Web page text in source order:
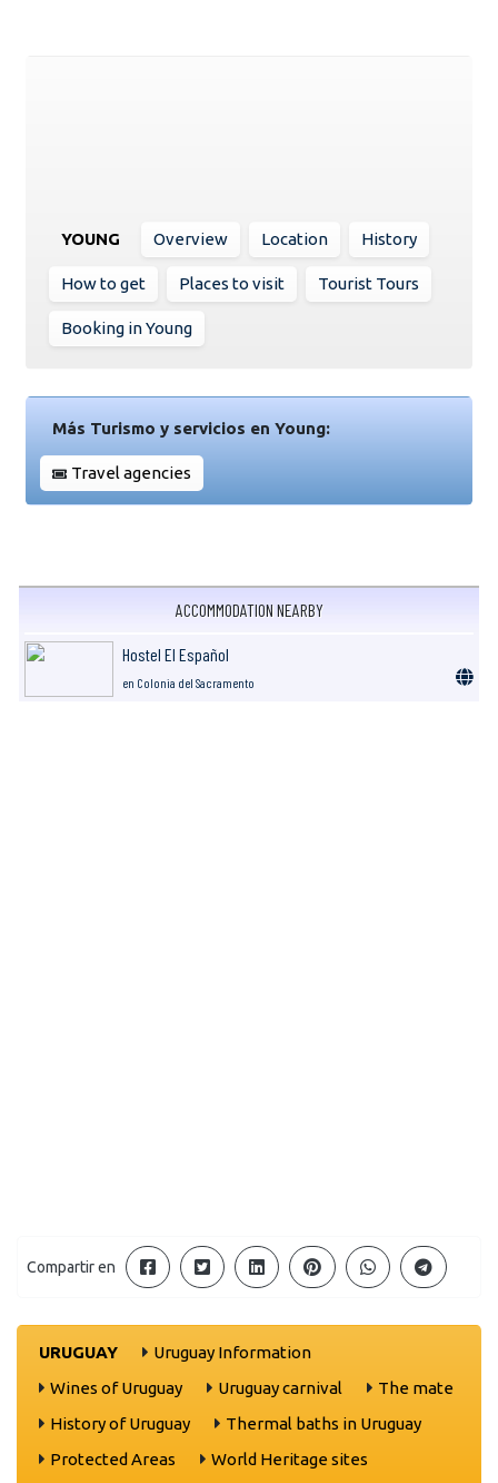
YOUNG Overview Location History
How to get Places to visit Tourist Tours
Booking in Young
Más Turismo y servicios en Young:
Travel agencies
ACCOMMODATION NEARBY
Hostel El Español
en Colonia del Sacramento
Compartir en
URUGUAY
Uruguay Information
Wines of Uruguay
Uruguay carnival
The mate
History of Uruguay
Thermal baths in Uruguay
Protected Areas
World Heritage sites